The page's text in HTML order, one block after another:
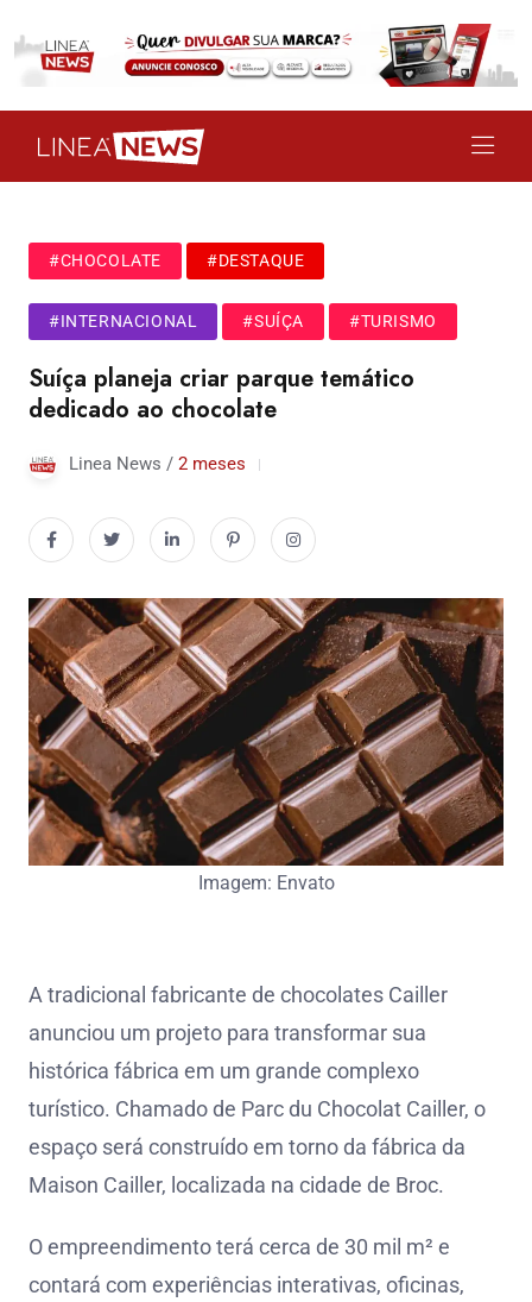
#CHOCOLATE #DESTAQUE
#INTERNACIONAL #SUÍÇA #TURISMO
Suíça planeja criar parque temático
dedicado ao chocolate
Linea News / 2 meses
Imagem: Envato
A tradicional fabricante de chocolates Cailler
anunciou um projeto para transformar sua
histórica fábrica em um grande complexo
turístico. Chamado de Parc du Chocolat Cailler, o
espaço será construído em torno da fábrica da
Maison Cailler, localizada na cidade de Broc.
O empreendimento terá cerca de 30 mil m² e
contará com experiências interativas, oficinas,